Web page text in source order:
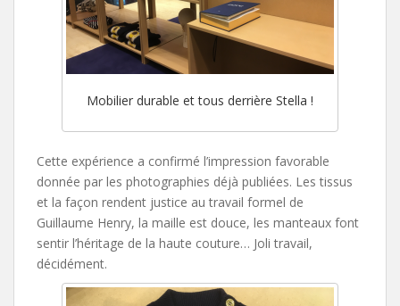
Mobilier durable et tous derrière Stella !
Cette expérience a confirmé l’impression favorable
donnée par les photographies déjà publiées. Les tissus
et la façon rendent justice au travail formel de
Guillaume Henry, la maille est douce, les manteaux font
sentir l’héritage de la haute couture… Joli travail,
décidément.